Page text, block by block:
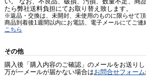
たら弊社送料負担にてお取り替え致します。
※返品・交換は、未開封、未使用のものに限らせて頂
商品到着後1週間以内にお電話、電子メールにてご連
こちら
その他
購入後「購入内容のご確認」のメールをお送りし
万が一メールが届かない場合はお問合せフォーム